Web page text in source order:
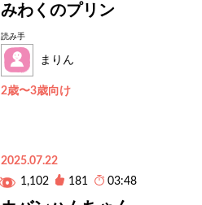
みわくのプリン
読み手
まりん
2歳〜3歳向け
2025.07.22
1,102
181 03:48